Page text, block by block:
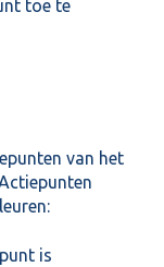
toe te
van het
is